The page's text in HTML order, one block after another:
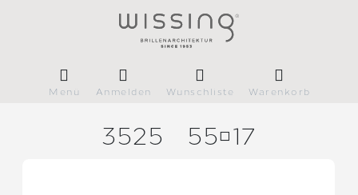
Menü Anmelden Wunschliste Warenkorb
3525 5517